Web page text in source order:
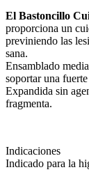
El Bastoncillo
proporciona un
previniendo las
sana.
Ensamblado
soportar una
Expandida sin
fragmenta.
Indicaciones
Indicado para la